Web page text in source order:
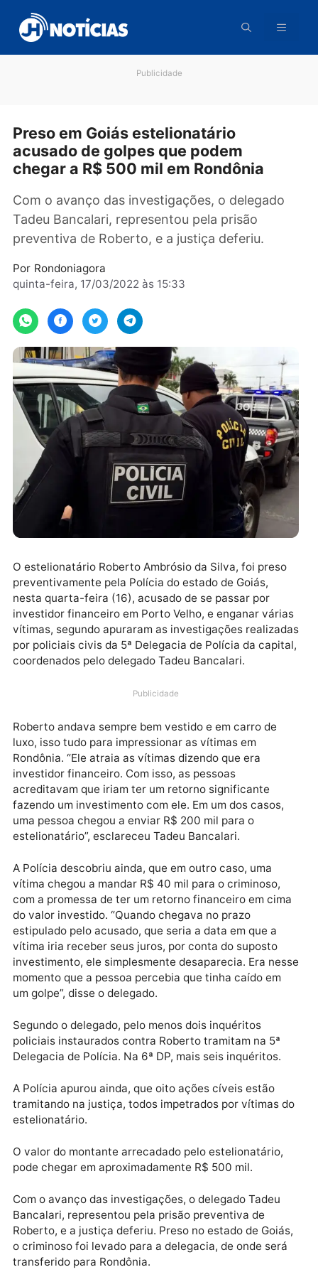
para
conteúdo
Preso em Goiás estelionatário
acusado de golpes que podem
Com o avanço das investigações, o delegado
Tadeu Bancalari, representou pela prisão
preventiva de Roberto, e a justiça deferiu.
quinta-feira, 17/03/2022 às 15:33
O estelionatário Roberto Ambrósio da Silva, foi preso
preventivamente pela Polícia do estado de Goiás,
nesta quarta-feira (16), acusado de se passar por
vítimas, segundo apuraram as investigações
coordenados pelo delegado Tadeu Bancalari.
Publicidade
Roberto andava sempre bem vestido e em carro de
luxo, isso tudo para impressionar as vítimas em
Rondônia. “Ele atraia as vítimas dizendo que era
acreditavam que iriam ter um retorno significante
fazendo um investimento com ele. Em um dos casos,
uma pessoa chegou a enviar R$ 200 mil para o
estelionatário”, esclareceu Tadeu Bancalari.
A Polícia descobriu ainda, que em outro caso, uma
vítima chegou a mandar R$ 40 mil para o criminoso,
com a promessa de ter um retorno financeiro em
estipulado pelo acusado, que seria a data em que a
vítima iria receber seus juros, por conta do suposto
momento que a pessoa percebia que tinha caído em
um golpe”, disse o delegado.
policiais instaurados contra Roberto tramitam na 5ª
Delegacia de Polícia. Na 6ª DP, mais seis inquéritos.
A Polícia apurou ainda, que oito ações cíveis estão
tramitando na justiça, todos impetrados por vítimas
estelionatário.